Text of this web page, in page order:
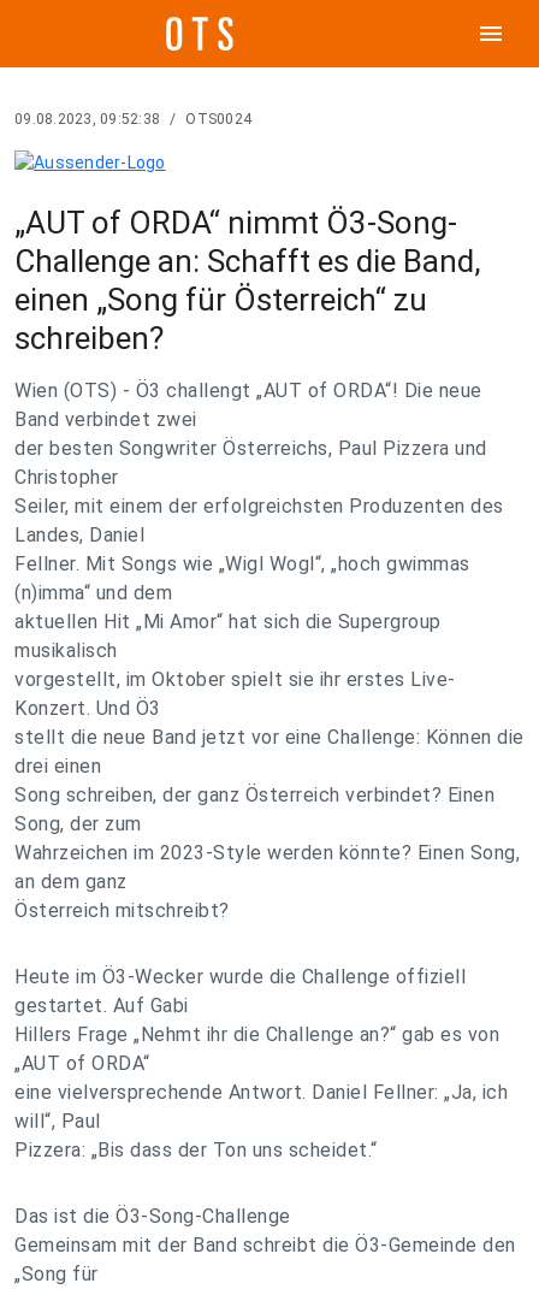
menu
09.08.2023, 09:52:38 / OTS0024
„AUT of ORDA“ nimmt Ö3-Song-
Challenge an: Schafft es die Band,
einen „Song für Österreich“ zu
schreiben?
Wien (OTS) - Ö3 challengt „AUT of ORDA“! Die neue
Band verbindet zwei
der besten Songwriter Österreichs, Paul Pizzera und
Christopher
Seiler, mit einem der erfolgreichsten Produzenten des
Landes, Daniel
Fellner. Mit Songs wie „Wigl Wogl“, „hoch gwimmas
(n)imma“ und dem
aktuellen Hit „Mi Amor“ hat sich die Supergroup
musikalisch
vorgestellt, im Oktober spielt sie ihr erstes Live-
Konzert. Und Ö3
stellt die neue Band jetzt vor eine Challenge: Können die
drei einen
Song schreiben, der ganz Österreich verbindet? Einen
Song, der zum
Wahrzeichen im 2023-Style werden könnte? Einen Song,
an dem ganz
Österreich mitschreibt?
Heute im Ö3-Wecker wurde die Challenge offiziell
gestartet. Auf Gabi
Hillers Frage „Nehmt ihr die Challenge an?“ gab es von
„AUT of ORDA“
eine vielversprechende Antwort. Daniel Fellner: „Ja, ich
will“, Paul
Pizzera: „Bis dass der Ton uns scheidet.“
Das ist die Ö3-Song-Challenge
Gemeinsam mit der Band schreibt die Ö3-Gemeinde den
„Song für